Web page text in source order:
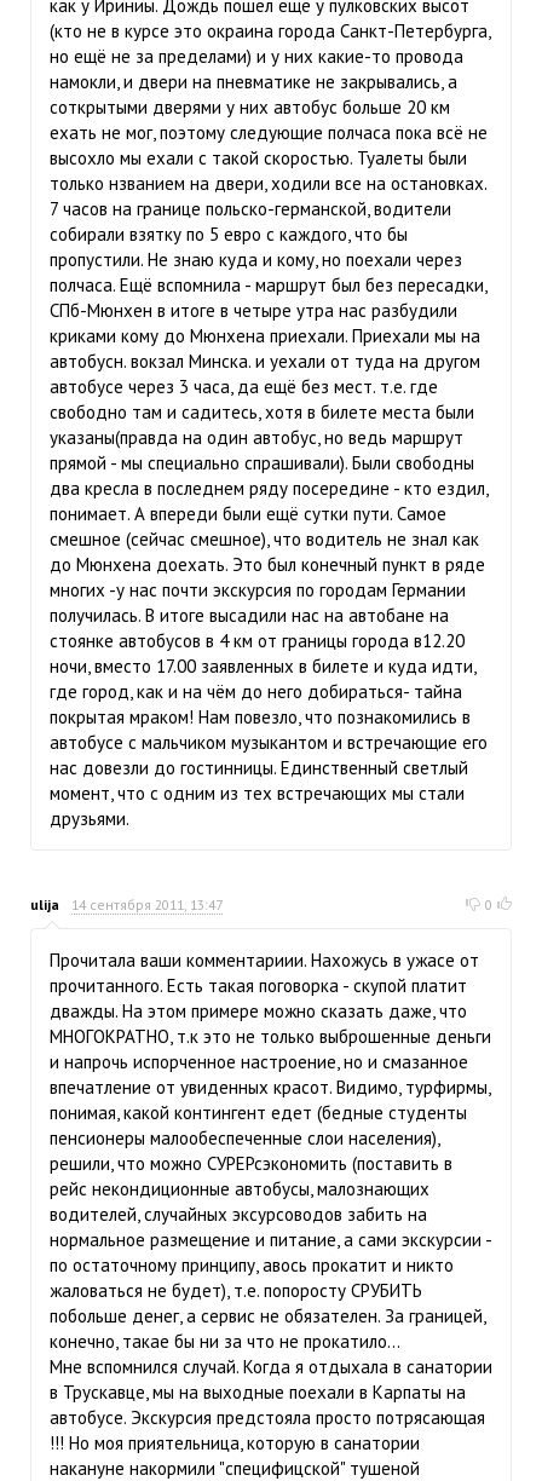
как у Ириниы. Дождь пошёл ещё у пулковских высот
(кто не в курсе это окраина города Санкт-Петербурга,
но ещё не за пределами) и у них какие-то провода
намокли, и двери на пневматике не закрывались, а
соткрытыми дверями у них автобус больше 20 км
ехать не мог, поэтому следующие полчаса пока всё не
высохло мы ехали с такой скоростью. Туалеты были
только нзванием на двери, ходили все на остановках.
7 часов на границе польско-германской, водители
собирали взятку по 5 евро с каждого, что бы
пропустили. Не знаю куда и кому, но поехали через
полчаса. Ещё вспомнила - маршрут был без пересадки,
СПб-Мюнхен в итоге в четыре утра нас разбудили
криками кому до Мюнхена приехали. Приехали мы на
автобусн. вокзал Минска. и уехали от туда на другом
автобусе через 3 часа, да ещё без мест. т.е. где
свободно там и садитесь, хотя в билете места были
указаны(правда на один автобус, но ведь маршрут
прямой - мы специально спрашивали). Были свободны
два кресла в последнем ряду посередине - кто ездил,
понимает. А впереди были ещё сутки пути. Самое
смешное (сейчас смешное), что водитель не знал как
до Мюнхена доехать. Это был конечный пункт в ряде
многих -у нас почти экскурсия по городам Германии
получилась. В итоге высадили нас на автобане на
стоянке автобусов в 4 км от границы города в12.20
ночи, вместо 17.00 заявленных в билете и куда идти,
где город, как и на чём до него добираться- тайна
покрытая мраком! Нам повезло, что познакомились в
автобусе с мальчиком музыкантом и встречающие его
нас довезли до гостинницы. Единственный светлый
момент, что с одним из тех встречающих мы стали
друзьями.
ulija 14 сентября 2011, 13:47 0
Прочитала ваши комментариии. Нахожусь в ужасе от
прочитанного. Есть такая поговорка - скупой платит
дважды. На этом примере можно сказать даже, что
МНОГОКРАТНО, т.к это не только выброшенные деньги
и напрочь испорченное настроение, но и смазанное
впечатление от увиденных красот. Видимо, турфирмы,
понимая, какой контингент едет (бедные студенты
пенсионеры малообеспеченные слои населения),
решили, что можно СУРЕРсэкономить (поставить в
рейс некондиционные автобусы, малознающих
водителей, случайных эксурсоводов забить на
нормальное размещение и питание, а сами экскурсии -
по остаточному принципу, авось прокатит и никто
жаловаться не будет), т.е. попоросту СРУБИТЬ
побольше денег, а сервис не обязателен. За границей,
конечно, такае бы ни за что не прокатило...
Мне вспомнился случай. Когда я отдыхала в санатории
в Трускавце, мы на выходные поехали в Карпаты на
автобусе. Экскурсия предстояла просто потрясающая
!!! Но моя приятельница, которую в санатории
накануне накормили "специфицской" тушеной